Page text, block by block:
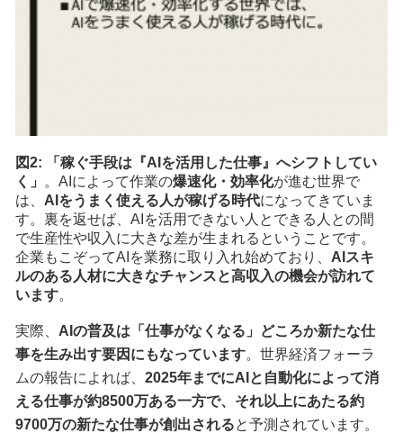
図2:
「稼ぐ手段は『AIを活用した仕事』へシフトしてい
く」
。AIによって作業の爆速化・効率化が進む世界で
は、 AIをうまく使える人が稼げる時代になってきていま
す。裏を返せば、AIを活用できない人とできる人との間
で生産性や収入に大きな差が生まれるということです。
企業もこぞってAIを業務に取り入れ始めており、 AIスキ
ルのある人材に大きなチャンスと高収入の機会が訪れて
います。
実際、 AIの普及は「仕事がなくなる」どころか新たな仕
事を生み出す要因にもなっています。世界経済フォーラ
ムの報告によれば、 2025年までにAIと自動化によって消
える仕事が約8500万ある一方で、それ以上にあたる約
9700万の新たな仕事が創出されると予測されています。